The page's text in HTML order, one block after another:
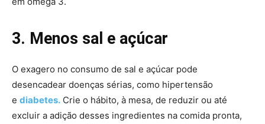
3. Menos sal e açúcar
O exagero no consumo de sal e açúcar pode
desencadear doenças sérias, como hipertensão
e diabetes. Crie o hábito, à mesa, de reduzir ou até
excluir a adição desses ingredientes na comida pronta,